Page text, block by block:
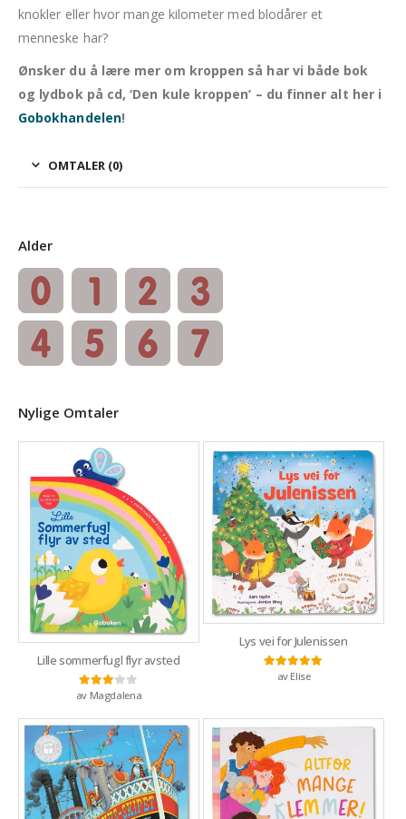
knokler eller hvor mange kilometer med blodårer et
menneske har?
Ønsker du å lære mer om kroppen så har vi både bok
og lydbok på cd, ‘Den kule kroppen’ – du finner alt her i
Gobokhandelen!
OMTALER (0)
Alder
Nylige Omtaler
Lille sommerfugl flyr avsted
Vurdert3av 5
av Magdalena
Lys vei for Julenissen
Vurdert5
av Elise